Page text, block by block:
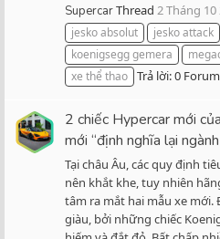
SupercarThread 2 Tháng 10
jesko absolut
jesko attack
koenigsegg gemera
xe thể thao Trả lời: 0
2 chiếc Hypercar mới
mới “định nghĩa lại
Tại châu Âu, các quy định
nên khắt khe, tuy nhiên
tâm ra mắt hai mẫu xe mới.
giàu, bởi những chiếc